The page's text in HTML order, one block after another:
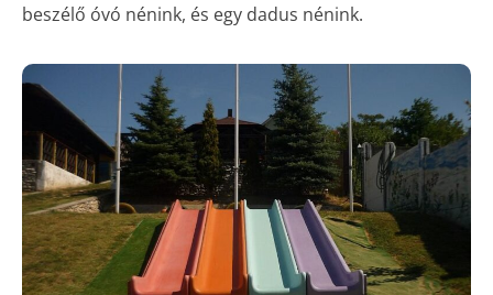
beszélő óvó nénink, és egy dadus nénink.